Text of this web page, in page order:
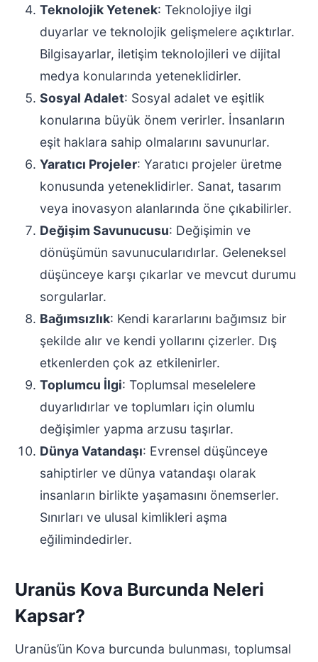
Teknolojik Yetenek: Teknolojiye ilgi
duyarlar ve teknolojik gelişmelere açıktırlar.
Bilgisayarlar, iletişim teknolojileri ve dijital
medya konularında yeteneklidirler.
Sosyal Adalet: Sosyal adalet ve eşitlik
konularına büyük önem verirler. İnsanların
eşit haklara sahip olmalarını savunurlar.
Yaratıcı Projeler: Yaratıcı projeler üretme
konusunda yeteneklidirler. Sanat, tasarım
veya inovasyon alanlarında öne çıkabilirler.
Değişim Savunucusu: Değişimin ve
dönüşümün savunucularıdırlar. Geleneksel
düşünceye karşı çıkarlar ve mevcut durumu
sorgularlar.
Bağımsızlık: Kendi kararlarını bağımsız bir
şekilde alır ve kendi yollarını çizerler. Dış
etkenlerden çok az etkilenirler.
Toplumcu İlgi: Toplumsal meselelere
duyarlıdırlar ve toplumları için olumlu
değişimler yapma arzusu taşırlar.
Dünya Vatandaşı: Evrensel düşünceye
sahiptirler ve dünya vatandaşı olarak
insanların birlikte yaşamasını önemserler.
Sınırları ve ulusal kimlikleri aşma
eğilimindedirler.
Uranüs Kova Burcunda Neleri
Kapsar?
Uranüs’ün Kova burcunda bulunması, toplumsal